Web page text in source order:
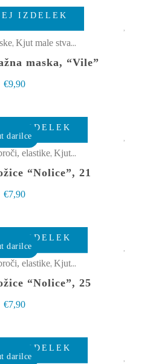
IZDELEK
Ta
več
na
izdelka
, Kjut male stvarce
maska, “Vile”
€9,90
darilce
IZDELEK
elastike, Kjut male stvarce
“Nolice”, 21
€7,90
darilce
IZDELEK
elastike, Kjut male stvarce
“Nolice”, 25
€7,90
darilce
IZDELEK